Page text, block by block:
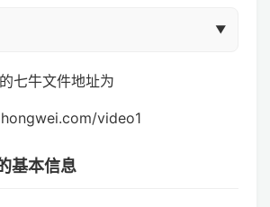
七牛文件地址为
video1
基本信息